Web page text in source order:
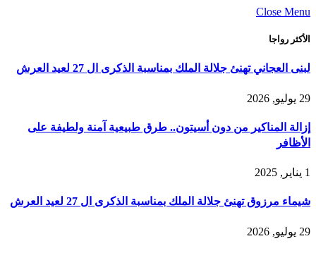
Close Menu
الأكثر رواجا
لبنى العجاني تهنئ جلالة الملك بمناسبة الذكرى ال 27 لعيد العرش
29 يوليو, 2026
إزالة المناكير من دون أسيتون.. طرق طبيعية آمنة ولطيفة على
الأظافر
1 يناير, 2025
شيماء مرزوق تهنئ جلالة الملك بمناسبة الذكرى ال 27 لعيد العرش
29 يوليو, 2026